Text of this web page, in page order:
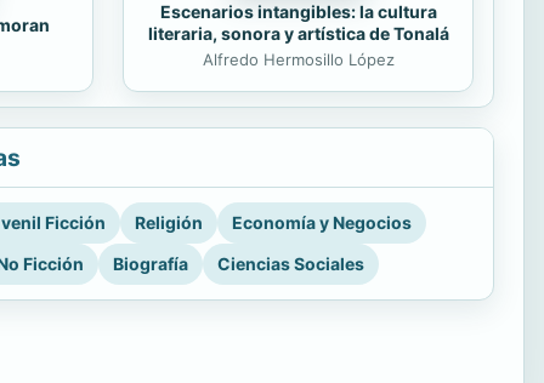
Escenarios intangibles: la cultura
literaria, sonora y artística de Tonalá
Alfredo Hermosillo López
Ficción Religión
Economía y Negocios
Ficción
Biografía Ciencias Sociales